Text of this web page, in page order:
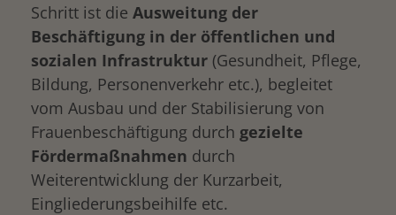
Schritt ist die Ausweitung der
Beschäftigung in der öffentlichen und
sozialen Infrastruktur (Gesundheit, Pflege,
Bildung, Personenverkehr etc.), begleitet
vom Ausbau und der Stabilisierung von
Frauenbeschäftigung durch gezielte
Fördermaßnahmen durch
Weiterentwicklung der Kurzarbeit,
Eingliederungsbeihilfe etc.